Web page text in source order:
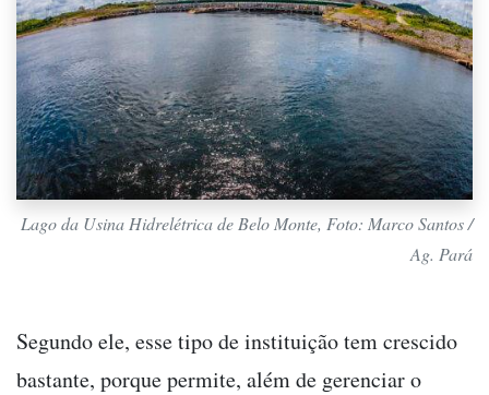
Lago da Usina Hidrelétrica de Belo Monte, Foto: Marco Santos /
Ag. Pará
Segundo ele, esse tipo de instituição tem crescido
bastante, porque permite, além de gerenciar o